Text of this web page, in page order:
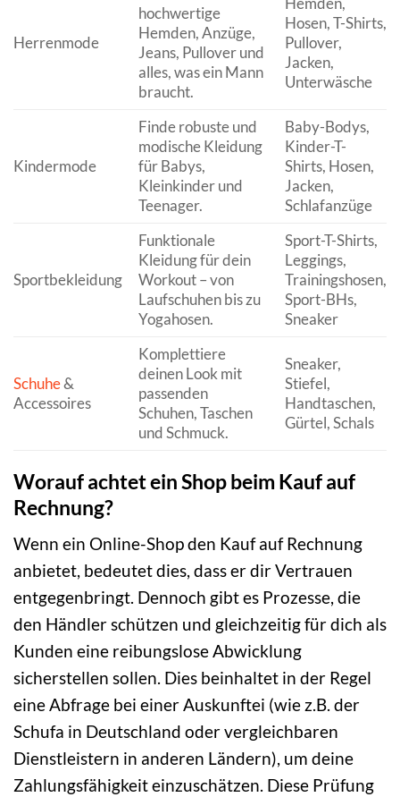
Herrenmode
hochwertige
Hemden, Anzüge,
Jeans, Pullover und
alles, was ein Mann
braucht.
Hosen, T-Shirts,
Pullover,
Jacken,
Unterwäsche
Kindermode
Finde robuste und
modische Kleidung
für Babys,
Kleinkinder und
Teenager.
Baby-Bodys,
Kinder-T-
Shirts, Hosen,
Jacken,
Schlafanzüge
Sportbekleidung
Funktionale
Kleidung für dein
Workout – von
Laufschuhen bis zu
Yogahosen.
Sport-T-Shirts,
Leggings,
Trainingshosen,
Sport-BHs,
Sneaker
Schuhe&
Accessoires
Komplettiere
deinen Look mit
passenden
Schuhen, Taschen
und Schmuck.
Sneaker,
Stiefel,
Handtaschen,
Gürtel, Schals
Worauf achtet ein Shop beim Kauf auf
Rechnung?
Wenn ein Online-Shop den Kauf auf Rechnung
anbietet, bedeutet dies, dass er dir Vertrauen
entgegenbringt. Dennoch gibt es Prozesse, die
den Händler schützen und gleichzeitig für dich als
Kunden eine reibungslose Abwicklung
sicherstellen sollen. Dies beinhaltet in der Regel
eine Abfrage bei einer Auskunftei (wie z.B. der
Schufa in Deutschland oder vergleichbaren
Dienstleistern in anderen Ländern), um deine
Zahlungsfähigkeit einzuschätzen. Diese Prüfung